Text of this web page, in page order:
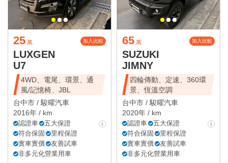
25 萬 加入比較
LUXGEN
U7
4WD、電尾、環景、通
風/記憶椅、JBL
台中市 /駿曜汽車
2016年 / km
認證車
五大保證
符合保固
里程保證
實車實價
友善試車
非多元化營業用車
65 萬 加入比較
SUZUKI
JIMNY
四輪傳動、定速、360環
景、恆溫空調
台中市 /駿曜汽車
2020年 / km
認證車
五大保證
符合保固
里程保證
實車實價
友善試車
非多元化營業用車